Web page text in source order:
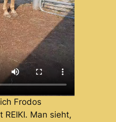
Frodos
REIKI. Man sieht,